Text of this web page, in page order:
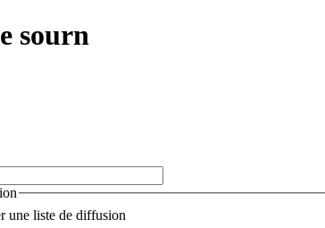
sourn
une liste de diffusion